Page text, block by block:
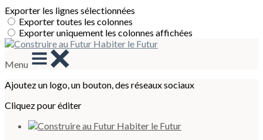
Exporter les lignes sélectionnées
Exporter toutes les colonnes
Exporter uniquement les colonnes affichées
Menu
Ajoutez un logo, un bouton, des réseaux sociaux
Cliquez pour éditer